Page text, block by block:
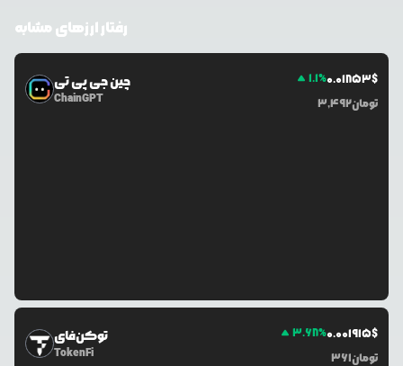
رفتار ارزهای مشابه
چین جی پی تی
ChainGPT
1.1%0.01853$
3,492تومان
توکن‌فای
TokenFi
3.68%0.001915$
361تومان